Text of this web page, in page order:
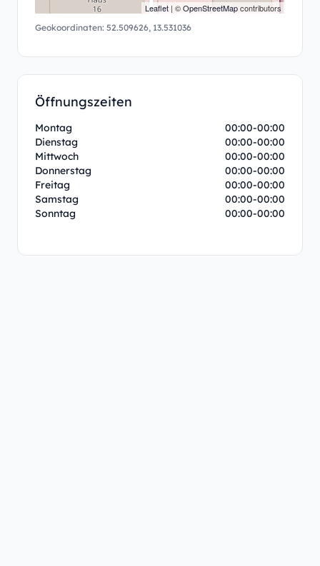
Leaflet | ©OpenStreetMapcontributors
Geokoordinaten: 52.509626, 13.531036
Öffnungszeiten
Montag
00:00-00:00
Dienstag
00:00-00:00
Mittwoch
00:00-00:00
Donnerstag
00:00-00:00
Freitag
00:00-00:00
Samstag
00:00-00:00
Sonntag
00:00-00:00